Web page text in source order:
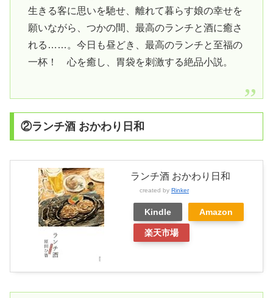
生きる客に思いを馳せ、離れて暮らす娘の幸せを
願いながら、つかの間、最高のランチと酒に癒さ
れる……。今日も昼どき、最高のランチと至福の
一杯！ 心を癒し、胃袋を刺激する絶品小説。
②ランチ酒 おかわり日和
ランチ酒 おかわり日和
created by Rinker
Kindle Amazon
楽天市場